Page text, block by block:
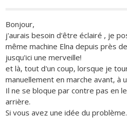
Bonjour,
j'aurais besoin d'être éclairé , je
même machine Elna depuis près
jusqu'ici une merveille!
et là, tout d'un coup, lorsque je
manuellement en marche avant, à
Il ne se bloque par contre pas en
arrière.
Si vous avez une idée du